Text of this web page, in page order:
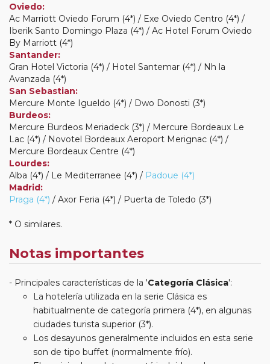
Oviedo:
Ac Marriott Oviedo Forum (4*) / Exe Oviedo Centro (4*) /
Iberik Santo Domingo Plaza (4*) / Ac Hotel Forum Oviedo
By Marriott (4*)
Santander:
Gran Hotel Victoria (4*) / Hotel Santemar (4*) / Nh la
Avanzada (4*)
San Sebastian:
Mercure Monte Igueldo (4*) / Dwo Donosti (3*)
Burdeos:
Mercure Burdeos Meriadeck (3*) / Mercure Bordeaux Le
Lac (4*) / Novotel Bordeaux Aeroport Merignac (4*) /
Mercure Bordeaux Centre (4*)
Lourdes:
Alba (4*) / Le Mediterranee (4*) / Padoue (4*)
Madrid:
Praga (4*) / Axor Feria (4*) / Puerta de Toledo (3*)
* O similares.
Notas importantes
Principales características de la 'Categoría Clásica':
La hotelería utilizada en la serie Clásica es
habitualmente de categoría primera (4*), en algunas
ciudades turista superior (3*).
Los desayunos generalmente incluidos en esta serie
son de tipo buffet (normalmente frío).